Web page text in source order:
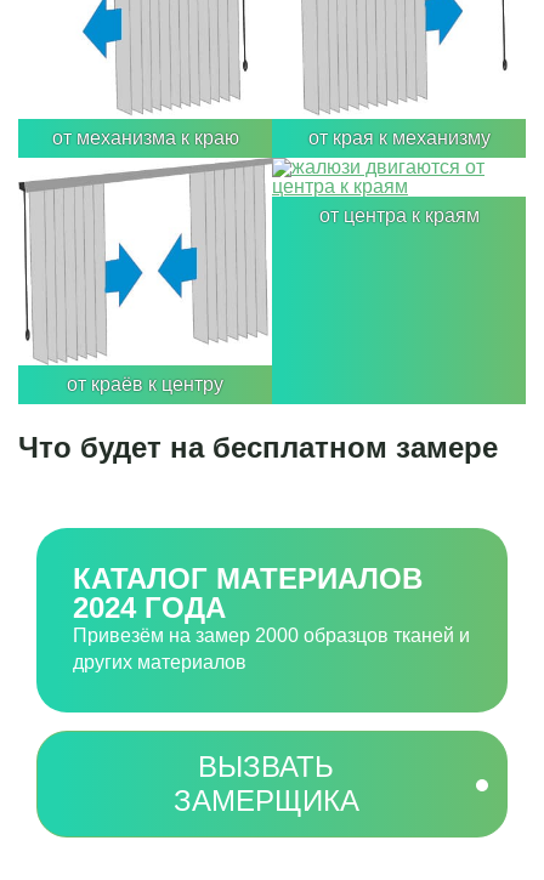
от механизма к краю от края к механизму
от краёв к центру
от центра к краям
Что будет на бесплатном замере
КАТАЛОГ МАТЕРИАЛОВ
2024 ГОДА
Привезём на замер 2000 образцов тканей и
других материалов
ВЫЗВАТЬ
ЗАМЕРЩИКА